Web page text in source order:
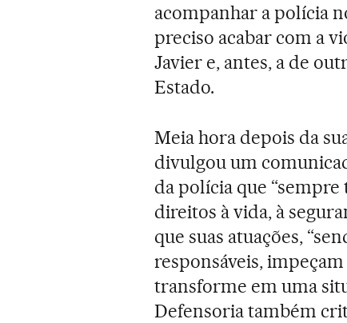
acompanhar a polícia
preciso acabar com a
Javier e, antes, a de
Estado.
Meia hora depois da
divulgou um
da polícia que
direitos à vida, à
que suas atuações,
responsáveis,
transforme em uma
Defensoria também